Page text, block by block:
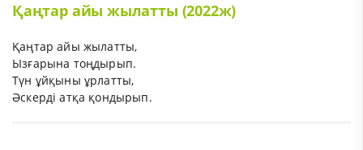
Қаңтар айы жылатты (2022ж)
Қаңтар айы жылатты,
Ызғарына тоңдырып.
Түн ұйқыны ұрлатты,
Әскерді атқа қондырып.